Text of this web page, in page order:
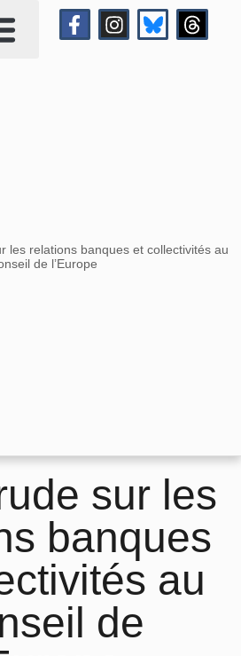
les relations banques et collectivités au
de l’Europe
sur les
banques
au
de